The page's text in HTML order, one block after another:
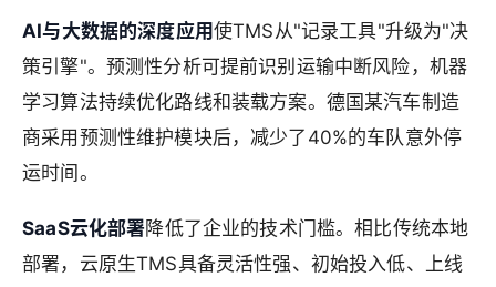
AI与大数据的深度应用使TMS从"记录工具"升级为"决
策引擎"。预测性分析可提前识别运输中断风险，机器
学习算法持续优化路线和装载方案。德国某汽车制造
商采用预测性维护模块后，减少了40%的车队意外停
运时间。
SaaS云化部署降低了企业的技术门槛。相比传统本地
部署，云原生TMS具备灵活性强、初始投入低、上线